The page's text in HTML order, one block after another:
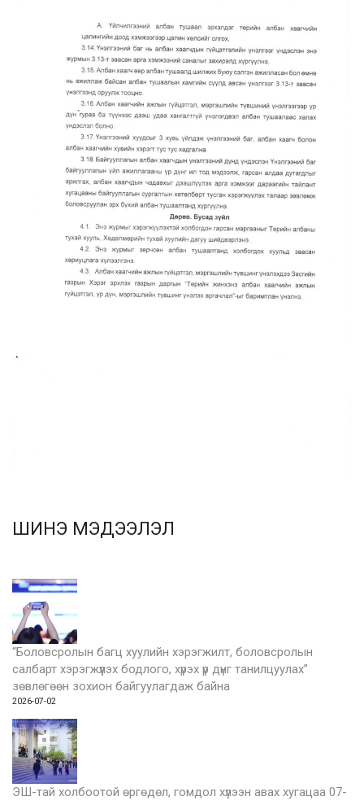
ШИНЭ МЭДЭЭЛЭЛ
“Боловсролын багц хуулийн хэрэгжилт, боловсролын
салбарт хэрэгжүүлэх бодлого, хүрэх үр дүнг танилцуулах”
зөвлөгөөн зохион байгуулагдаж байна
2026-07-02
ЭШ-тай холбоотой өргөдөл, гомдол хүлээн авах хугацаа 07-